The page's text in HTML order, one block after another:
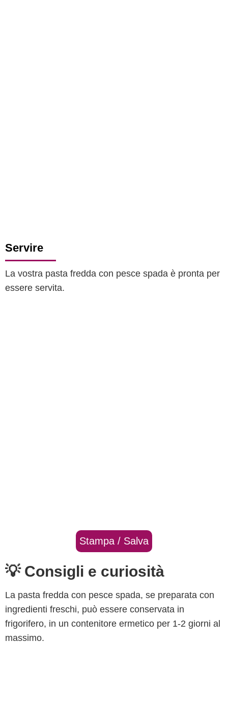
Servire
La vostra pasta fredda con pesce spada è pronta per
essere servita.
Stampa / Salva
💡 Consigli e curiosità
La pasta fredda con pesce spada, se preparata con
ingredienti freschi, può essere conservata in
frigorifero, in un contenitore ermetico per 1-2 giorni al
massimo.